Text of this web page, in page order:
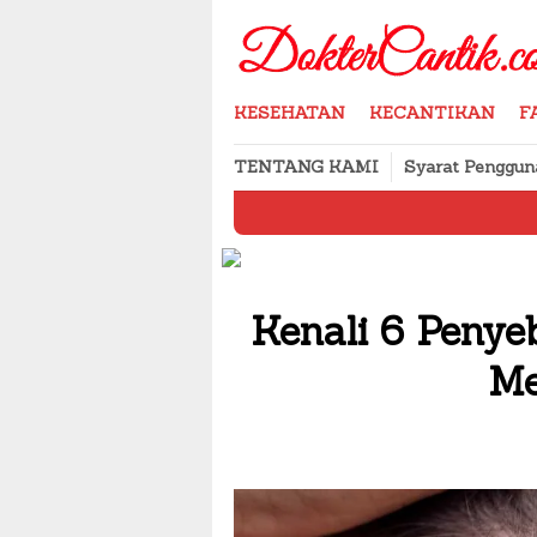
content
KESEHATAN KECANTIKAN
TENTANG KAMI Syarat
Kenali 6